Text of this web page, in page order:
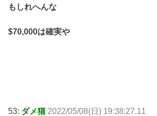
もしれへんな
$70,000は確実や
53: ダメ猫 2022/05/08(日) 19:38:27.11